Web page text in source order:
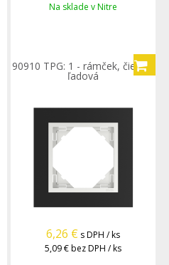
Na sklade v Nitre
90910 TPG: 1 - rámček, čierna/
ľadová
6,26 € s DPH / ks
5,09 €bez DPH / ks